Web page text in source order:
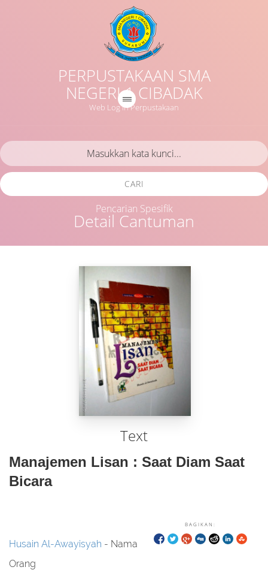
PERPUSTAKAAN SMA
NEGERI 1 CIBADAK
Web Log in Perpustakaan
Detail Cantuman
CARI
Pencarian Spesifik
Text
Manajemen Lisan : Saat Diam Saat
Bicara
BAGIKAN:
Husain Al-Awayisyah - Nama
Orang